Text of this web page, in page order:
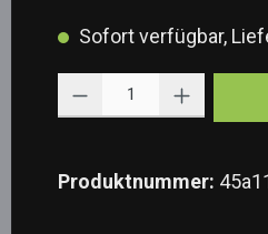
Sofort verfügbar,
Produktnummer: